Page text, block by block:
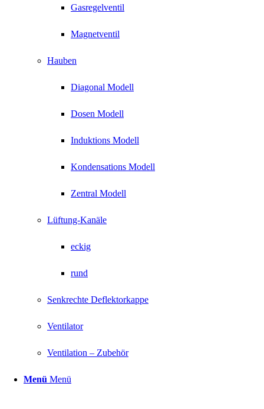
Gasregelventil
Magnetventil
Hauben
Diagonal Modell
Dosen Modell
Induktions Modell
Kondensations Modell
Zentral Modell
Lüftung-Kanäle
eckig
rund
Senkrechte Deflektorkappe
Ventilator
Ventilation – Zubehör
Menü Menü